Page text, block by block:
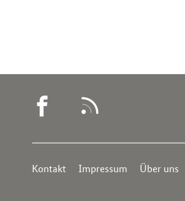
WEGWEISER
-
FACEBOOK
Service
Kontakt Impressum Über uns